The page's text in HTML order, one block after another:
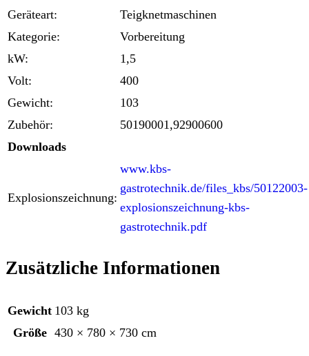
Geräteart:
Teigknetmaschinen
Kategorie:
Vorbereitung
kW:
1,5
Volt:
400
Gewicht:
103
Zubehör:
50190001,92900600
Downloads
Explosionszeichnung:
www.kbs-
gastrotechnik.de/files_kbs/50122003-
explosionszeichnung-kbs-
gastrotechnik.pdf
Zusätzliche Informationen
Gewicht 103 kg
Größe 430 × 780 × 730 cm